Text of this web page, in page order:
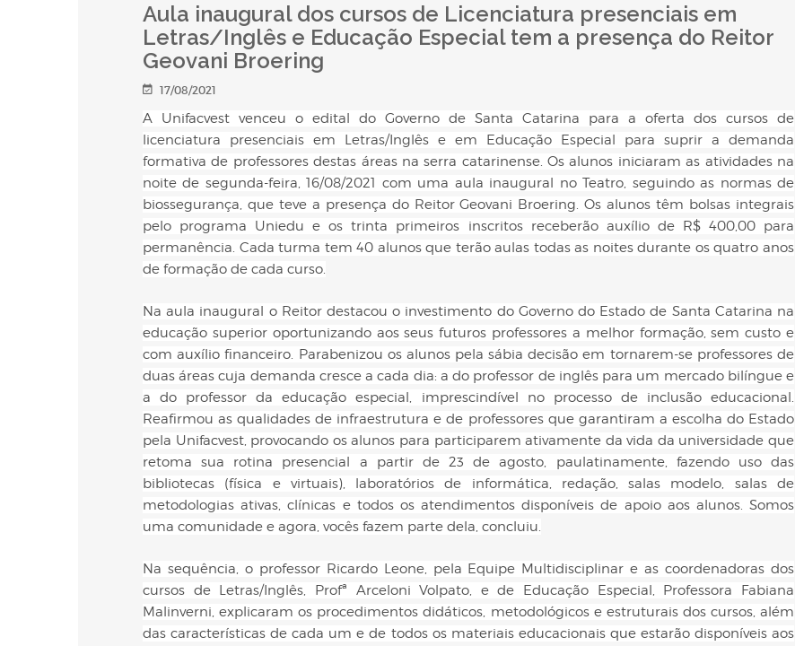
Aula inaugural dos cursos de Licenciatura presenciais em
Letras/Inglês e Educação Especial tem a presença do Reitor
Geovani Broering
17/08/2021
A Unifacvest venceu o edital do Governo de Santa Catarina para a oferta dos cursos de
licenciatura presenciais em Letras/Inglês e em Educação Especial para suprir a demanda
formativa de professores destas áreas na serra catarinense. Os alunos iniciaram as atividades na
noite de segunda-feira, 16/08/2021 com uma aula inaugural no Teatro, seguindo as normas de
biossegurança, que teve a presença do Reitor Geovani Broering. Os alunos têm bolsas integrais
pelo programa Uniedu e os trinta primeiros inscritos receberão auxílio de R$ 400,00 para
permanência. Cada turma tem 40 alunos que terão aulas todas as noites durante os quatro anos
de formação de cada curso.
Na aula inaugural o Reitor destacou o investimento do Governo do Estado de Santa Catarina na
educação superior oportunizando aos seus futuros professores a melhor formação, sem custo e
com auxílio financeiro. Parabenizou os alunos pela sábia decisão em tornarem-se professores de
duas áreas cuja demanda cresce a cada dia: a do professor de inglês para um mercado bilíngue e
a do professor da educação especial, imprescindível no processo de inclusão educacional.
Reafirmou as qualidades de infraestrutura e de professores que garantiram a escolha do Estado
pela Unifacvest, provocando os alunos para participarem ativamente da vida da universidade que
retoma sua rotina presencial a partir de 23 de agosto, paulatinamente, fazendo uso das
bibliotecas (física e virtuais), laboratórios de informática, redação, salas modelo, salas de
metodologias ativas, clínicas e todos os atendimentos disponíveis de apoio aos alunos. Somos
uma comunidade e agora, vocês fazem parte dela, concluiu.
Na sequência, o professor Ricardo Leone, pela Equipe Multidisciplinar e as coordenadoras dos
cursos de Letras/Inglês, Profª Arceloni Volpato, e de Educação Especial, Professora Fabiana
Malinverni, explicaram os procedimentos didáticos, metodológicos e estruturais dos cursos, além
das características de cada um e de todos os materiais educacionais que estarão disponíveis aos